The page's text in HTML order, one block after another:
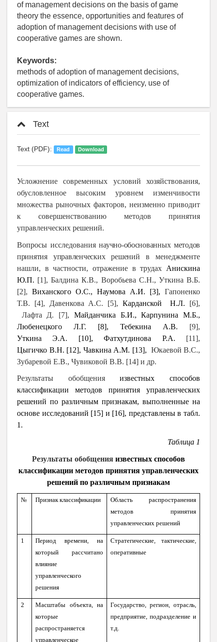
of management decisions on the basis of game
theory the essence, opportunities and features of
adoption of management decisions with use of
cooperative games are shown.
Keywords:
methods of adoption of management decisions,
optimization of indicators of efficiency, use of
cooperative games.
Text
Text (PDF): Read Download
Усложнение современных условий хозяйствования,
обусловленное высоким уровнем изменчивости
множества рыночных факторов, неизменно приводит
к совершенствованию методов принятия
управленческих решений.
Вопросы исследованиянаучно-обоснованных методов
принятия управленческих решений в менеджменте
нашли, в частности, отражение в трудах Анискина
Ю.П. [1], Балдина К.В., Воробьева С.Н., Уткина В.Б.
[2], Виханского О.С., Наумова А.И. [3], Гапоненко
Т.В. [4], Давенкова А.С. [5], Карданской Н.Л. [6],
Лафта Д. [7], Майданчика Б.И., Карпунина М.Б.,
Любенецкого Л.Г. [8], Тебекина А.В. [9],
Уткина Э.А. [10], Фатхутдинова Р.А. [11],
Цыгичко В.Н. [12], Чавкина А.М. [13], Юкаевой В.С.,
Зубаревой Е.В., Чувиковой В.В. [14] и др.
Результаты обобщенияизвестных способов
классификации методов принятия управленческих
решений по различным признакам, выполненные на
основе исследований [15] и [16], представлены в табл.
1.
Таблица 1
Результаты обобщения известных способов
классификации методов принятия управленческих
решений по различным признакам
№ Признак классификации
Область распространения
методов принятия
управленческих решений
1
Период времени, на
который рассчитано
влияние
управленческого
решения
Стратегические, тактические,
оперативные
2
Масштабы объекта, на
которые
распространяется
управленческое
Государство, регион, отрасль,
предприятие, подразделение и
т.д.